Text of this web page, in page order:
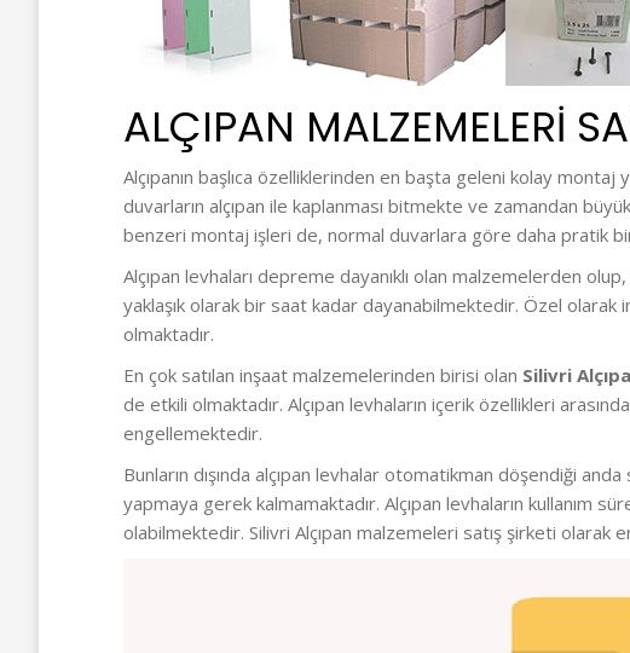
ALÇIPAN MALZEMELERI
Alçıpanın başlıca özelliklerinden en başta geleni kolay
duvarların alçıpan ile kaplanması bitmekte ve zamandan
benzeri montaj işleri de, normal duvarlara göre daha pratik
Alçıpan levhaları depreme dayanıklı olan malzemelerden olup,
yaklaşık olarak bir saat kadar dayanabilmektedir. Özel olarak
olmaktadır.
En çok satılan inşaat malzemelerinden birisi olan Silivri
de etkili olmaktadır. Alçıpan levhaların içerik özellikleri
engellemektedir.
Bunların dışında alçıpan levhalar otomatikman döşendiği anda
yapmaya gerek kalmamaktadır. Alçıpan levhaların kullanım
olabilmektedir. Silivri Alçıpan malzemeleri satış şirketi olarak